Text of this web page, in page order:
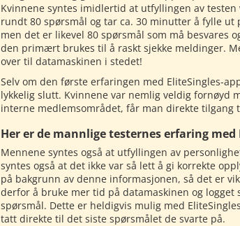
Kvinnene syntes imidlertid at utfyllingen av
rundt 80 spørsmål og tar ca. 30 minutter å fylle
men det er likevel 80 spørsmål som må besvares
den primært brukes til å raskt sjekke meldinger.
over til datamaskinen i stedet!
Selv om den første erfaringen med EliteSingles-
lykkelig slutt. Kvinnene var nemlig veldig fornøyd
interne medlemsområdet, får man direkte tilgang
Her er de mannlige testernes erfaring med
Mennene syntes også at utfyllingen av
syntes også at det ikke var så lett å gi korrekte
på bakgrunn av denne informasjonen, så det er
derfor å bruke mer tid på datamaskinen og logget
spørsmål. Dette er heldigvis mulig med
tatt direkte til det siste spørsmålet de svarte på.